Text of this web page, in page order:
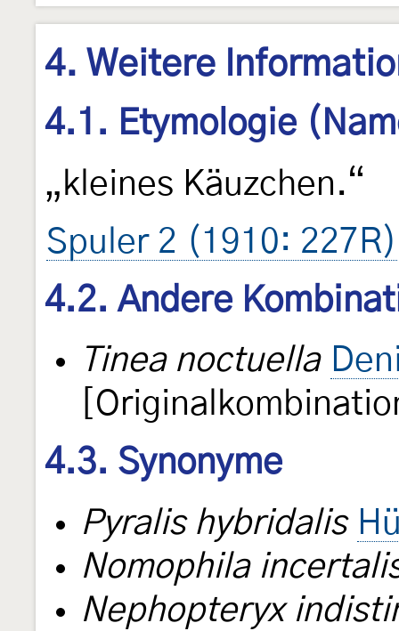
4. Weitere
4.1. Etymologie
„kleines Käuzchen.“
Spuler 2 (1910: 227R)
4.2. Andere
Tinea noctuella
4.3. Synonyme
Pyralis hybridalis
Nomophila
Nephopteryx